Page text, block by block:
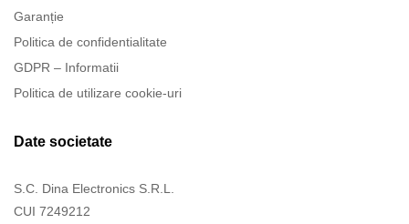
Garanție
Politica de confidentialitate
GDPR – Informatii
Politica de utilizare cookie-uri
Date societate
S.C. Dina Electronics S.R.L.
CUI 7249212